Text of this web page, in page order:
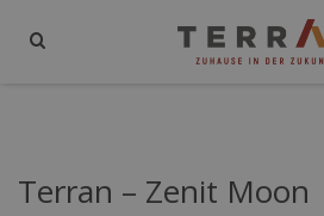
Terran – Zenit Moon